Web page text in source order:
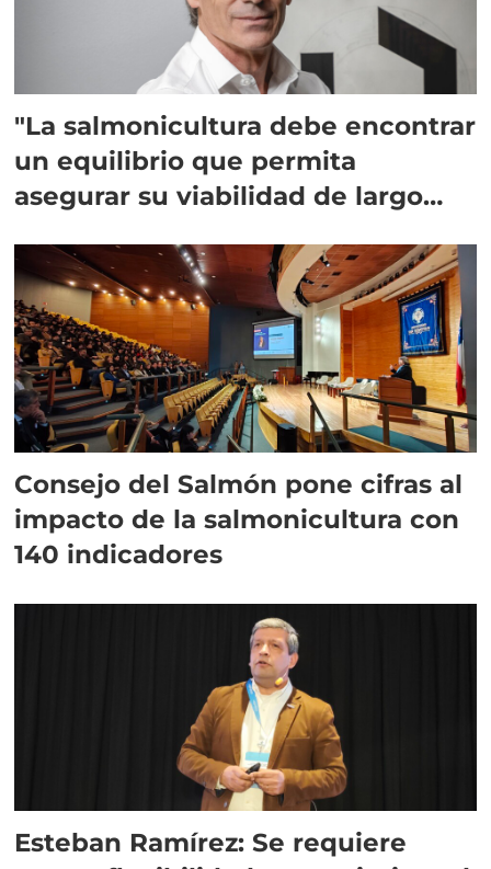
"La salmonicultura debe encontrar
un equilibrio que permita
asegurar su viabilidad de largo
Consejo del Salmón pone cifras al
impacto de la salmonicultura con
140 indicadores
Esteban Ramírez: Se requiere